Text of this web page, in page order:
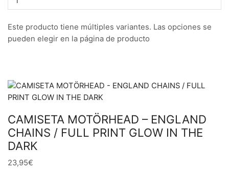
Este producto tiene múltiples variantes. Las opciones se
pueden elegir en la página de producto
CAMISETA MOTÖRHEAD – ENGLAND
CHAINS / FULL PRINT GLOW IN THE
DARK
23,95€